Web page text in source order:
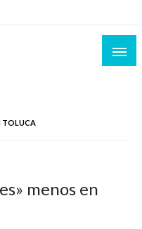
TOLUCA
menos en